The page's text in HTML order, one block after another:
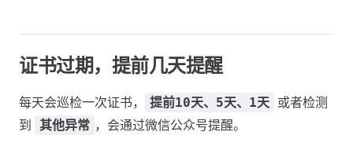
证书过期，提前几天提醒
每天会巡检一次证书， 提前10天、5天、1天 或者检测
到
其他异常 ，会通过微信公众号提醒。